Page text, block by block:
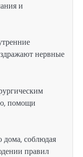
и
нервные
помощи
дома, соблюдая
правил